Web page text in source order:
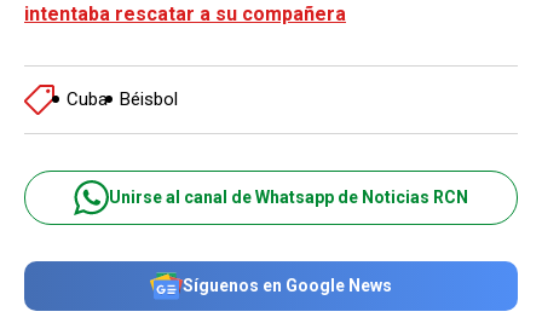
intentaba rescatar a su compañera
Cuba Béisbol
Unirse al canal de Whatsapp de Noticias RCN
Síguenos en Google News